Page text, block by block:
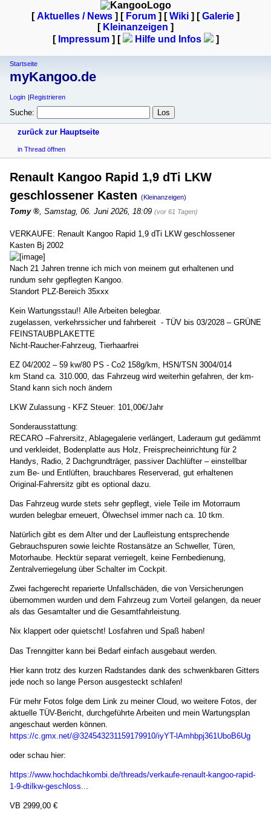
[Aktuelles / News ] [ Forum ] [Wiki ] [Galerie ]
[ Kleinanzeigen ]
[ Impressum] [ Hilfe und Infos ]
Startseite
myKangoo.de
Login Registrieren
Suche:
zurück zur Hauptseite
in Thread öffnen
Renault Kangoo Rapid 1,9 dTi LKW
geschlossener Kasten (Kleinanzeigen)
Tomy Samstag, 06. Juni 2026, 18:09 (vor 61 Tagen)
VERKAUFE: Renault Kangoo Rapid 1,9 dTi LKW geschlossener
Kasten Bj 2002
Nach 21 Jahren trenne ich mich von meinem gut erhaltenen und
rundum sehr gepflegten Kangoo.
Standort PLZ-Bereich 35xxx
Kein Wartungsstau!! Alle Arbeiten belegbar.
zugelassen, verkehrssicher und fahrbereit - TÜV bis 03/2028 – GRÜNE
FEINSTAUBPLAKETTE
Nicht-Raucher-Fahrzeug, Tierhaarfrei
EZ 04/2002 – 59 kw/80 PS - Co2 158g/km, HSN/TSN 3004/014
km Stand ca. 310.000, das Fahrzeug wird weiterhin gefahren, der km-
Stand kann sich noch ändern
LKW Zulassung - KFZ Steuer: 101,00€/Jahr
Sonderausstattung:
RECARO –Fahrersitz, Ablagegalerie verlängert, Laderaum gut gedämmt
und verkleidet, Bodenplatte aus Holz, Freisprecheinrichtung für 2
Handys, Radio, 2 Dachgrundträger, passiver Dachlüfter – einstellbar
zum Be- und Entlüften, brauchbares Reserverad, gut erhaltenen
Original-Fahrersitz gibt es optional dazu.
Das Fahrzeug wurde stets sehr gepflegt, viele Teile im Motorraum
wurden belegbar erneuert, Ölwechsel immer nach ca. 10 tkm.
Natürlich gibt es dem Alter und der Laufleistung entsprechende
Gebrauchspuren sowie leichte Rostansätze an Schweller, Türen,
Motorhaube. Hecktür separat verriegelt, keine Fernbedienung,
Zentralverriegelung über Schalter im Cockpit.
Zwei fachgerecht reparierte Unfallschäden, die von Versicherungen
übernommen wurden und dem Fahrzeug zum Vorteil gelangen, da neuer
als das Gesamtalter und die Gesamtfahrleistung.
Nix klappert oder quietscht! Losfahren und Spaß haben!
Das Trenngitter kann bei Bedarf einfach ausgebaut werden.
Hier kann trotz des kurzen Radstandes dank des schwenkbaren Gitters
jede noch so lange Person ausgesteckt schlafen!
Für mehr Fotos folge dem Link zu meiner Cloud, wo weitere Fotos, der
aktuelle TÜV-Bericht, durchgeführte Arbeiten und mein Wartungsplan
angeschaut werden können.
https://c.gmx.net/@324543231159179910/iyYT-lAmhbpj361UboB6Ug
oder schau hier:
https://www.hochdachkombi.de/threads/verkaufe-renault-kangoo-rapid-
1-9-dtilkw-geschloss...
VB 2999,00 €